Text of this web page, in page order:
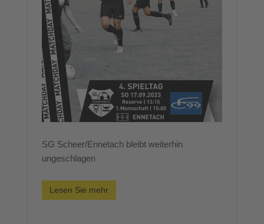
SG Scheer/Ennetach bleibt weiterhin
ungeschlagen
Lesen Sie mehr